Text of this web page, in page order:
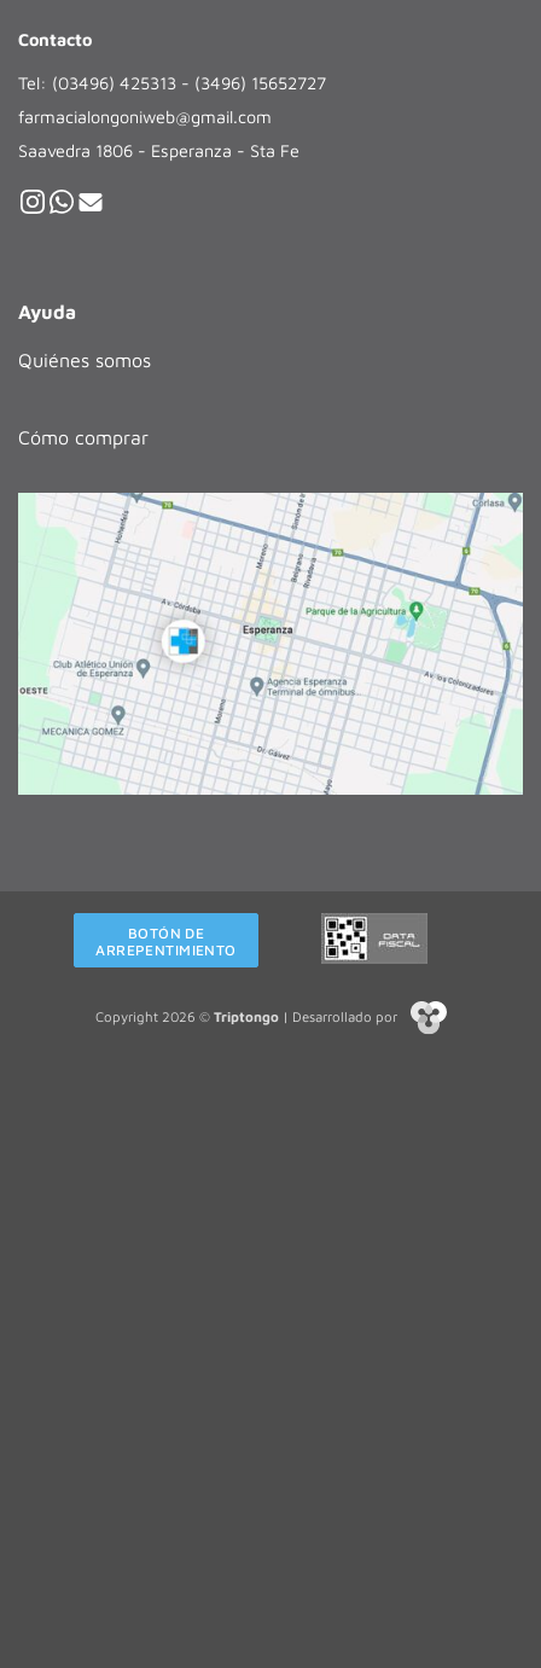
Contacto
Tel: (03496) 425313 - (3496) 15652727
farmacialongoniweb@gmail.com
Saavedra 1806 - Esperanza - Sta Fe
Ayuda
Quiénes somos
Cómo comprar
BOTÓN DE
ARREPENTIMIENTO
Copyright 2026 © Triptongo| Desarrollado por